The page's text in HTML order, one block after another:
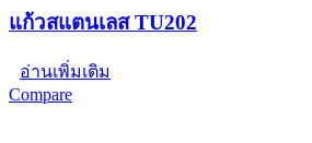
แก้วสแตนเลส TU202
อ่านเพิ่มเติม
Compare